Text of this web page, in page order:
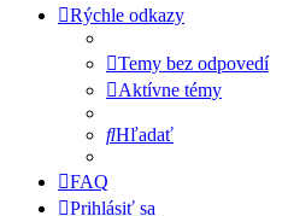
Rýchle odkazy
Temy bez odpovedí
Aktívne témy
Hľadať
FAQ
Prihlásiť sa